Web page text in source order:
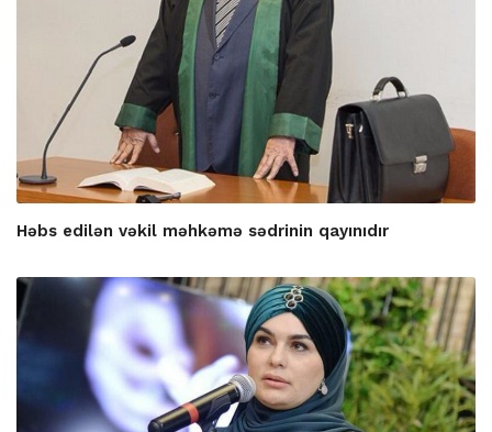
Həbs edilən vəkil məhkəmə sədrinin qayınıdır